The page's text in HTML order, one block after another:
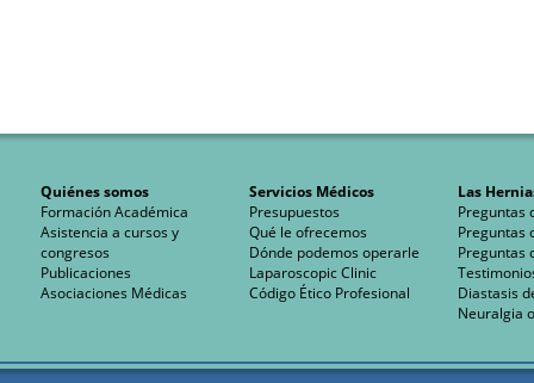
Quiénes somos
Formación Académica
Asistencia a cursos y
congresos
Publicaciones
Asociaciones Médicas
Servicios Médicos
Presupuestos
Qué le ofrecemos
Dónde podemos operarle
Laparoscopic Clinic
Código Ético Profesional
Las
Preguntas
Preguntas
Preguntas
Diastasis
Neuralgia